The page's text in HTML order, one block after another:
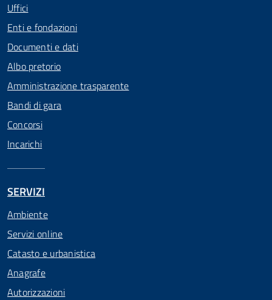
Uffici
Enti e fondazioni
Documenti e dati
Albo pretorio
Amministrazione trasparente
Bandi di gara
Concorsi
Incarichi
SERVIZI
Ambiente
Servizi online
Catasto e urbanistica
Anagrafe
Autorizzazioni